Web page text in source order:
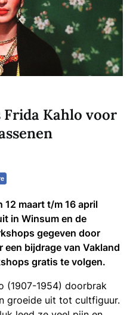
Kahlo voor
12 maart t/m 16 april
in Winsum en de
gegeven door
bijdrage van Vakland
gratis te volgen.
(1907-1954) doorbrak
groeide uit tot cultfiguur.